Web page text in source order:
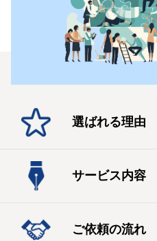
選ばれる理由
サービス内容
ご依頼の流れ